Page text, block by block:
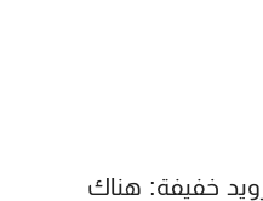
خفيفة: هناك